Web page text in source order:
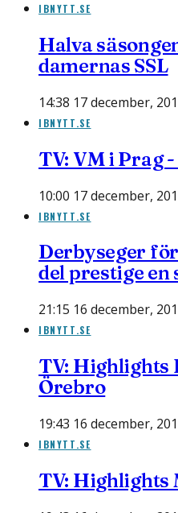
IBNYTT.SE
Halva
damernas SSL
14:38 17 december,
IBNYTT.SE
TV: VM i Prag
10:00 17 december,
IBNYTT.SE
Derbyseger
del prestige en
21:15 16 december,
IBNYTT.SE
TV: Highlights
Örebro
19:43 16 december,
IBNYTT.SE
TV: Highlights